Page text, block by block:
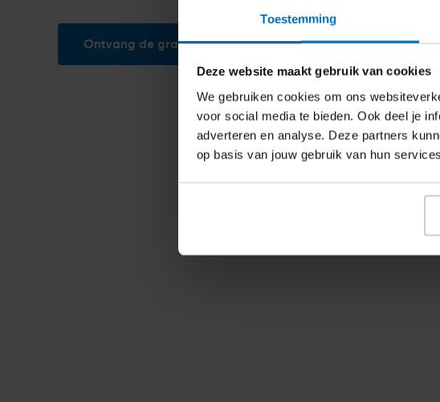
Toestemming
Deze website maakt gebruik van cookies
We gebruiken cookies om ons
voor social media te bieden. Ook deel je
adverteren en analyse. Deze partners
op basis van jouw gebruik van hun
Ontvang de gratis brochure